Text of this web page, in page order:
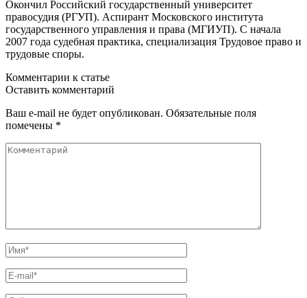
Окончил Российский государственный университет
правосудия (РГУП). Аспирант Московского института
государственного управления и права (МГИУП). С начала
2007 года судебная практика, специализация Трудовое право и
трудовые споры.
Комментарии к статье
Оставить комментарий
Ваш e-mail не будет опубликован. Обязательные поля
помечены *